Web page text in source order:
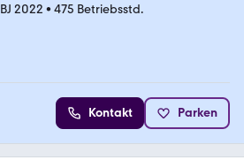
BJ 2022 • 475 Betriebsstd.
Kontakt Parken